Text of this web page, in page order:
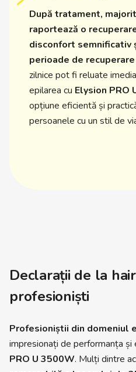
După tratament,
raportează o
disconfort semnificativ
perioade de
zilnice pot fi reluate
epilarea cu Elysion PRO
opțiune eficientă și
persoanele cu un stil de
Declarații de la
profesioniști
Profesioniștii din domeniul
impresionați de performanța și
PRO U 3500W. Mulți dintre